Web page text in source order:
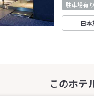
駐車場有り
日本